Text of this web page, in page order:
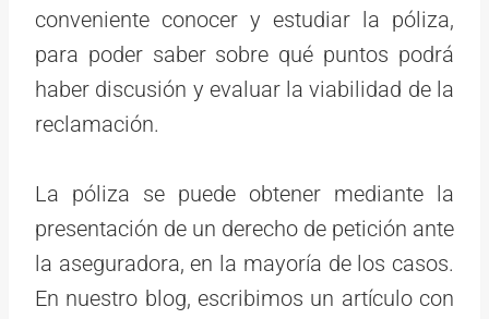
conveniente conocer y estudiar la póliza,
para poder saber sobre qué puntos podrá
haber discusión y evaluar la viabilidad de la
reclamación.
La póliza se puede obtener mediante la
presentación de un derecho de petición ante
la aseguradora, en la mayoría de los casos.
En nuestro blog, escribimos un artículo con